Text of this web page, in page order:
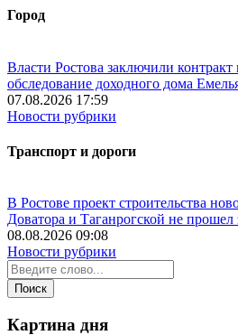
Город
Власти Ростова заключили
обследование доходного дома
07.08.2026 17:59
Новости рубрики
Транспорт и дороги
В Ростове проект строительства
Доватора и Таганрогской не прошел
08.08.2026 09:08
Новости рубрики
Картина дня